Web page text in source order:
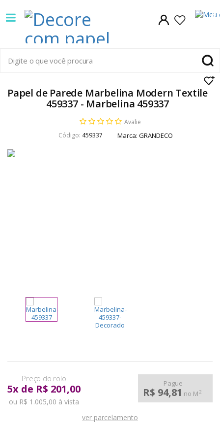
0
Decore
com
papel
pioneira
em
venda
Papel de Parede Marbelina Modern Textile
459337 - Marbelina 459337
Avalie
Código: 459337 Marca: GRANDECO
5x de R$ 201,00
ou R$ 1.005,00 à vista
Pague
R$ 94,81 no M2
ver parcelamento